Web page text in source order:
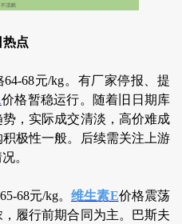
热点
64-68元/kg。有厂家停报、提
价格暂稳运行。随着旧日期库
，实际成交清淡，高价难成
极性一般。后续需关注上游
。
68元/kg。维生素E价格震荡
履行前期合同为主。巴斯夫